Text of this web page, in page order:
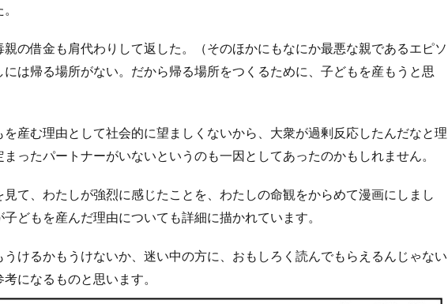
親の借金も肩代わりして返した。（そのほかにもなにか最悪な親であるエピソ
は帰る場所がない。だから帰る場所をつくるために、子どもを産もうと思
を産む理由として社会的に望ましくないから、大衆が過剰反応したんだなと理
ったパートナーがいないというのも一因としてあったのかもしれません。
て、わたしが強烈に感じたことを、わたしの命観をからめて漫画にしまし
どもを産んだ理由についても詳細に描かれています。
うけるかもうけないか、迷い中の方に、おもしろく読んでもらえるんじゃない
になるものと思います。